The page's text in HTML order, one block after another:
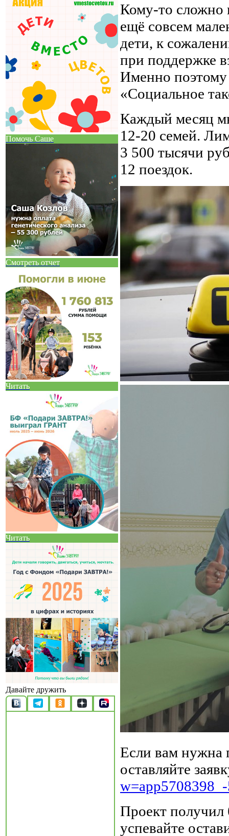
Помочь Саше
Смотреть отчет
Читать
Читать
Давайте дружить
Кому-то сложно
ещё совсем
дети, к
при поддержке
Именно поэтому
«Социальное
Каждый месяц
12-20 семей.
3 500 тысячи
12 поездок.
Если вам нужна
оставляйте
Проект получил
успевайте